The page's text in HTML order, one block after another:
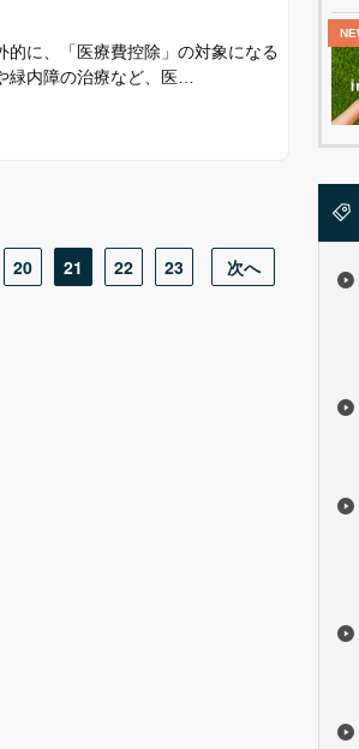
的に、「医療費控除」の対象になる
緑内障の治療など、医…
20 21 22 23 次へ